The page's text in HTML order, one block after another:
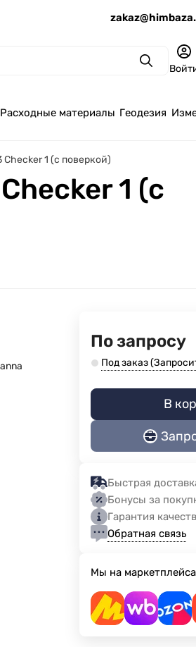
Поиск
Расходные материалы Геодезия
1 (с поверкой)
1 (с
По запросу
Под заказ
В
Быстрая
Бонусы за
Гарантия
Обратная связь
Мы на